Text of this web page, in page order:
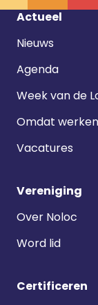
Footer
Actueel
Nieuws
Agenda
Week van de
Omdat
Vacatures
Vereniging
Over Noloc
Word lid
Certificeren